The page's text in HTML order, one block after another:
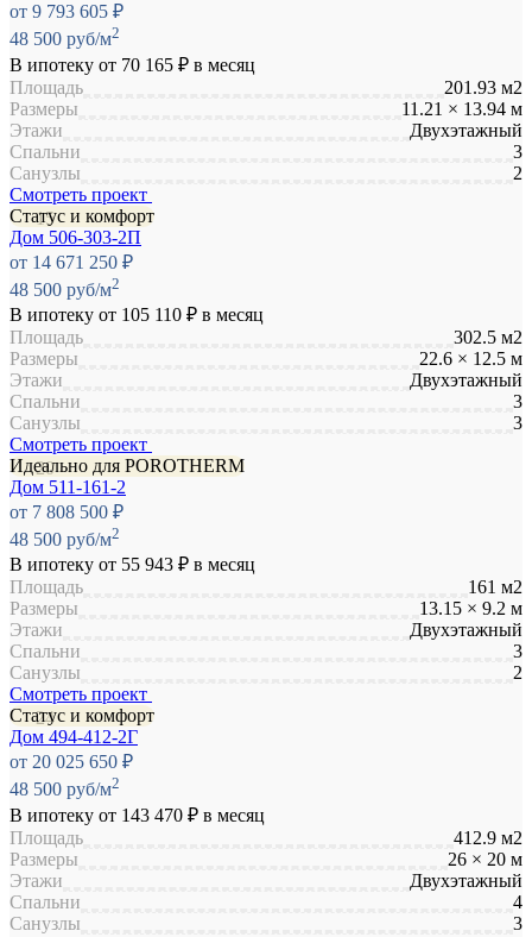
от 9 793 605 ₽
48 500 руб/м2
В ипотеку от 70 165 ₽ в месяц
Площадь
201.93 м2
Размеры
11.21 × 13.94 м
Этажи
Двухэтажный
Спальни
3
Санузлы
2
Смотреть проект
Статус и комфорт
Дом 506-303-2П
от 14 671 250 ₽
48 500 руб/м2
В ипотеку от 105 110 ₽ в месяц
Площадь
302.5 м2
Размеры
22.6 × 12.5 м
Этажи
Двухэтажный
Спальни
3
Санузлы
3
Смотреть проект
Идеально для POROTHERM
Дом 511-161-2
от 7 808 500 ₽
48 500 руб/м2
В ипотеку от 55 943 ₽ в месяц
Площадь
161 м2
Размеры
13.15 × 9.2 м
Этажи
Двухэтажный
Спальни
3
Санузлы
2
Смотреть проект
Статус и комфорт
Дом 494-412-2Г
от 20 025 650 ₽
48 500 руб/м2
В ипотеку от 143 470 ₽ в месяц
Площадь
412.9 м2
Размеры
26 × 20 м
Этажи
Двухэтажный
Спальни
4
Санузлы
3